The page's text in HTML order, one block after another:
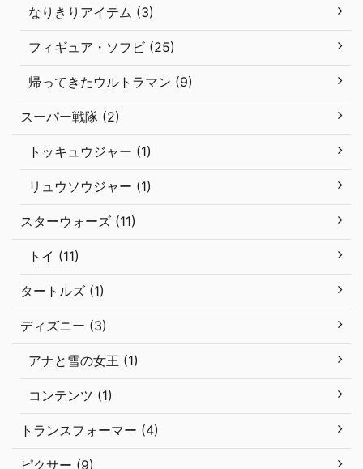
なりきりアイテム (3)
フィギュア・ソフビ (25)
帰ってきたウルトラマン (9)
スーパー戦隊 (2)
トッキュウジャー (1)
リュウソウジャー (1)
スターウォーズ (11)
トイ (11)
タートルズ (1)
ディズニー (3)
アナと雪の女王 (1)
コンテンツ (1)
トランスフォーマー (4)
ピクサー (9)